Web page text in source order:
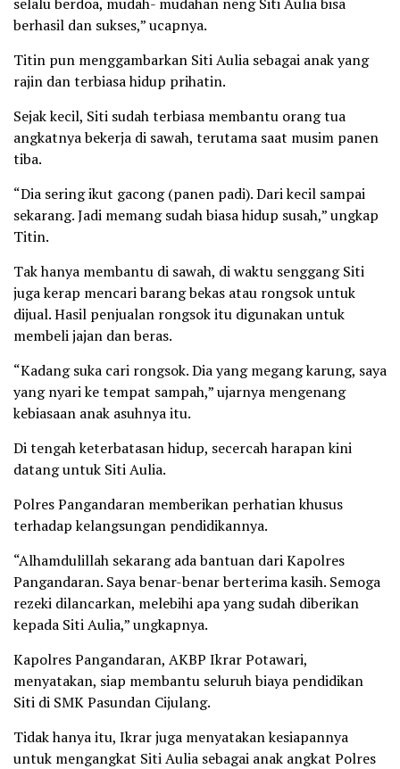
berhasil dan sukses,” ucapnya.
Titin pun menggambarkan Siti Aulia sebagai anak yang
rajin dan terbiasa hidup prihatin.
Sejak kecil, Siti sudah terbiasa membantu orang tua
angkatnya bekerja di sawah, terutama saat musim panen
tiba.
“Dia sering ikut gacong (panen padi). Dari kecil sampai
sekarang. Jadi memang sudah biasa hidup susah,” ungkap
Titin.
Tak hanya membantu di sawah, di waktu senggang Siti
juga kerap mencari barang bekas atau rongsok untuk
dijual. Hasil penjualan rongsok itu digunakan untuk
membeli jajan dan beras.
“Kadang suka cari rongsok. Dia yang megang karung, saya
yang nyari ke tempat sampah,” ujarnya mengenang
kebiasaan anak asuhnya itu.
Di tengah keterbatasan hidup, secercah harapan kini
datang untuk Siti Aulia.
Polres Pangandaran memberikan perhatian khusus
terhadap kelangsungan pendidikannya.
“Alhamdulillah sekarang ada bantuan dari Kapolres
Pangandaran. Saya benar-benar berterima kasih. Semoga
rezeki dilancarkan, melebihi apa yang sudah diberikan
kepada Siti Aulia,” ungkapnya.
Kapolres Pangandaran, AKBP Ikrar Potawari,
menyatakan, siap membantu seluruh biaya pendidikan
Siti di SMK Pasundan Cijulang.
Tidak hanya itu, Ikrar juga menyatakan kesiapannya
untuk mengangkat Siti Aulia sebagai anak angkat Polres